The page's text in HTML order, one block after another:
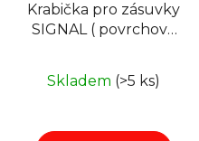
Krabička pro zásuvky
SIGNAL ( povrchová
Skladem (>5 ks)